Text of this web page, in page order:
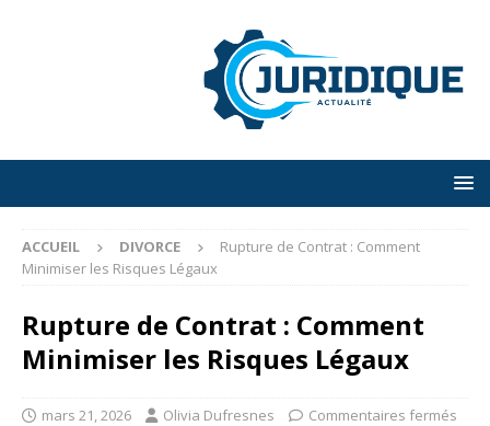
ACCUEIL DIVORCE
Rupture de Contrat : Comment
Minimiser les Risques Légaux
Rupture de Contrat : Comment
Minimiser les Risques Légaux
mars 21, 2026 Olivia Dufresnes Commentaires fermés